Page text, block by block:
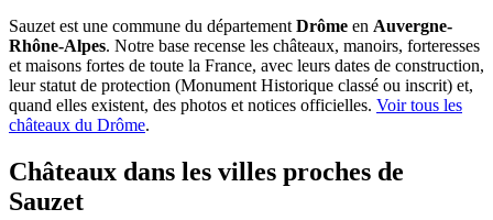
Sauzetest une commune du départementDrôme en Auvergne-
Rhône-Alpes. Notre base recense les châteaux, manoirs, forteresses
et maisons fortes de toute la France, avec leurs dates de construction,
leur statut de protection (Monument Historique classé ou inscrit) et,
quand elles existent, des photos et notices officielles. Voir tous les
châteaux du Drôme.
Châteaux dans les villes proches de
Sauzet